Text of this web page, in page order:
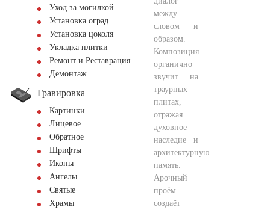
Уход за могилкой
Установка оград
Установка цоколя
Укладка плитки
Ремонт и Реставрация
Демонтаж
Гравировка
Картинки
Лицевое
Обратное
Шрифты
Иконы
Ангелы
Святые
Храмы
между
словом и
образом.
Композиция
органично
звучит на
траурных
плитах,
отражая
духовное
наследие и
архитектурную
память.
Арочный
проём
создаёт